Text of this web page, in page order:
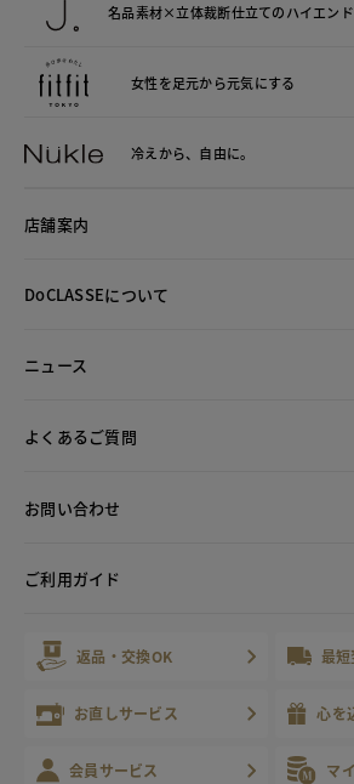
名品素材×立体裁断仕立てのハイエン
女性を足元から元気にする
冷えから、 自由に。
店舗案内
DoCLASSEについて
ニュース
よくあるご質問
お問い合わせ
ご利用ガイド
返品・交換OK 最
お直しサービス 心を
会員サービス マ